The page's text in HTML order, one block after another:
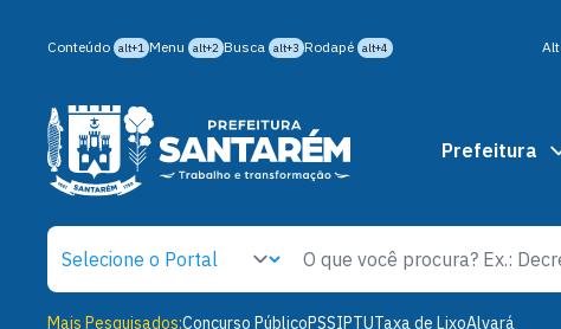
Conteúdo alt+1 Menu alt+2 Busca alt+3 Rodapé alt+4
Prefeitura
Mais Pesquisados:Concurso PúblicoPSSIPTUTaxa de LixoAlvará